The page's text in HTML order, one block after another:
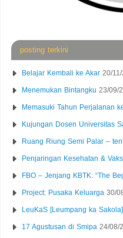
posting terkini
Belajar Kembali ke Akar 20/
Menemukan Bintangku 23/09/
Memasuki Tahun Perjalanan
Kujungan Dosen Universitas
Ruang Riung Semi Palar –
Penjaringan Kesehatan &
FBO – Jenjang KBTK: “The
Project: Pusaka Keluarga 30/
LeuKaS [Leumpang ka Sakola]
17 Agustusan di Smipa 24/08/